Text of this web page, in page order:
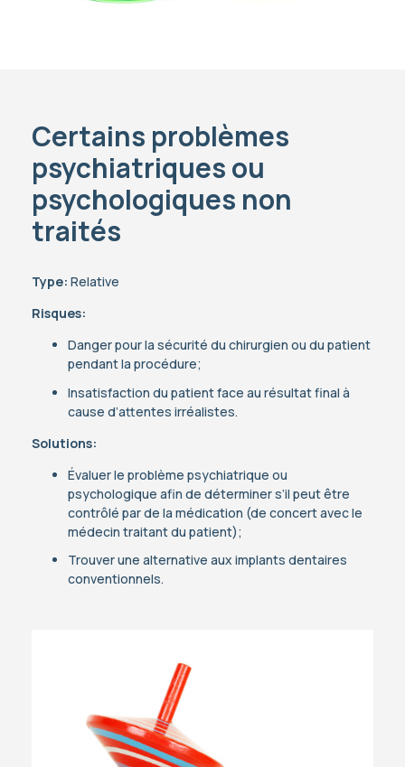
Certains problèmes
psychiatriques ou
psychologiques non
traités
Type: Relative
Risques:
Danger pour la sécurité du chirurgien ou du patient
pendant la procédure;
Insatisfaction du patient face au résultat final à
cause d’attentes irréalistes.
Solutions:
Évaluer le problème psychiatrique ou
psychologique afin de déterminer s’il peut être
contrôlé par de la médication (de concert avec le
médecin traitant du patient);
Trouver une alternative aux implants dentaires
conventionnels.